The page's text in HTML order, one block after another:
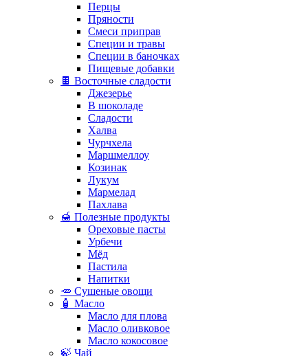
Перцы
Пряности
Смеси приправ
Специи и травы
Специи в баночках
Пищевые добавки
🍫 Восточные сладости
Джезерье
В шоколаде
Сладости
Халва
Чурчхела
Маршмеллоу
Козинак
Лукум
Мармелад
Пахлава
🍯 Полезные продукты
Ореховые пасты
Урбечи
Мёд
Пастила
Напитки
🥕 Сушеные овощи
🧴 Масло
Масло для плова
Масло оливковое
Масло кокосовое
🍃 Чай